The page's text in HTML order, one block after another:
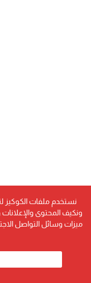
رابط مختصر
نستخدم ملفات الكوكيز
ونكيف المحتوى والإعلانات
ميزات وسائل التواصل